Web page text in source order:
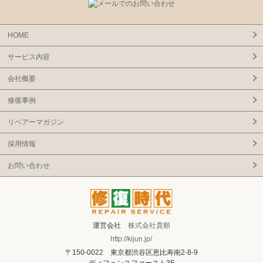
HOME
サービス内容
会社概要
修復事例
リペアーマガジン
採用情報
お問い合わせ
運営会社 株式会社貴順
http://kijun.jp/
〒150-0022 東京都渋谷区恵比寿南2-8-9